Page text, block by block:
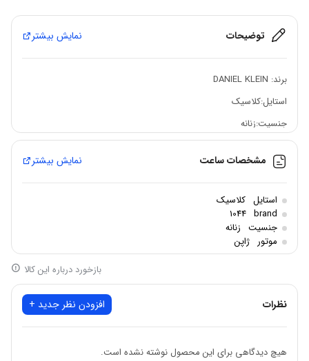
توضیحات نمایش بیشتر
برند: DANIEL KLEIN
استایل:کلاسیک
جنسیت:زنانه
جنس قاب: استیل ضدزنگ
شکل قاب: گرد
جنس بند: استیل
جنس شیشه: معدنی
مشخصات ساعت نمایش بیشتر
استایل کلاسیک
brand
1044
جنسیت زنانه
موتور ژاپن
بازخورد درباره این کالا
نظرات افزودن نظر جدید +
هیچ دیدگاهی برای این محصول نوشته نشده است.